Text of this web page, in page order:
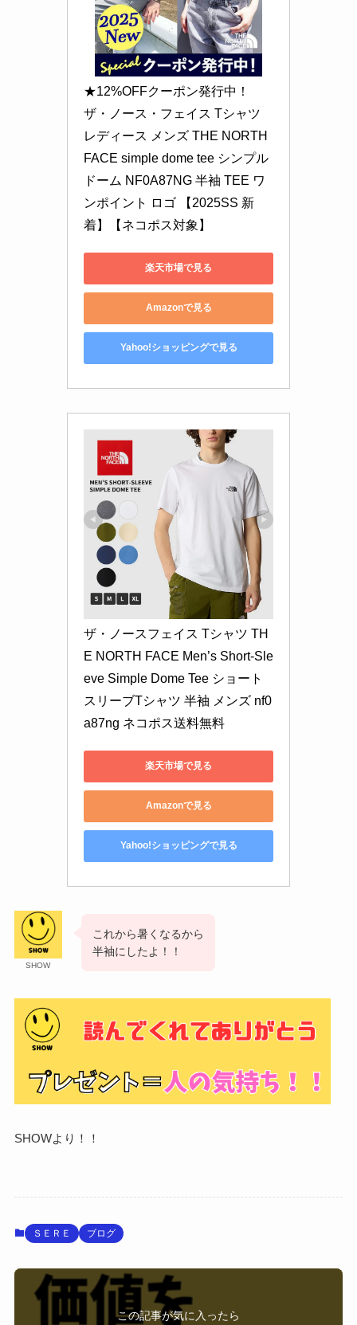
★12%OFFクーポン発行中！
ザ・ノース・フェイス Tシャツ
レディース メンズ THE NORTH
FACE simple dome tee シンプル
ドーム NF0A87NG 半袖 TEE ワ
ンポイント ロゴ 【2025SS 新
着】【ネコポス対象】
楽天市場で見る
Amazonで見る
Yahoo!ショッピングで見る
ザ・ノースフェイス Tシャツ TH
E NORTH FACE Men’s Short-Sle
eve Simple Dome Tee ショート
スリーブTシャツ 半袖 メンズ nf0
a87ng ネコポス送料無料
楽天市場で見る
Amazonで見る
Yahoo!ショッピングで見る
SHOW
これから暑くなるから
半袖にしたよ！！
SHOWより！！
ＳＥＲＥ ブログ
この記事が気に入ったら